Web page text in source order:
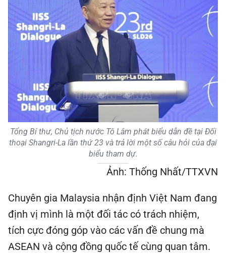
Tổng Bí thư, Chủ tịch nước Tô Lâm phát biểu dẫn đề tại Đối
thoại Shangri-La lần thứ 23 và trả lời một số câu hỏi của đại
biểu tham dự.
Ảnh: Thống Nhất/TTXVN
Chuyên gia Malaysia nhận định Việt Nam đang
định vị mình là một đối tác có trách nhiệm,
tích cực đóng góp vào các vấn đề chung mà
ASEAN và cộng đồng quốc tế cùng quan tâm.